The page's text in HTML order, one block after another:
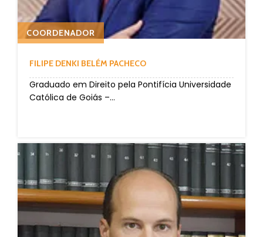
COORDENADOR
FILIPE DENKI BELÉM PACHECO
Graduado em Direito pela Pontifícia Universidade
Católica de Goiás –...